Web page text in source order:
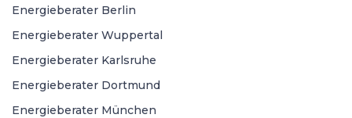
Energieberater Berlin
Energieberater Wuppertal
Energieberater Karlsruhe
Energieberater Dortmund
Energieberater München